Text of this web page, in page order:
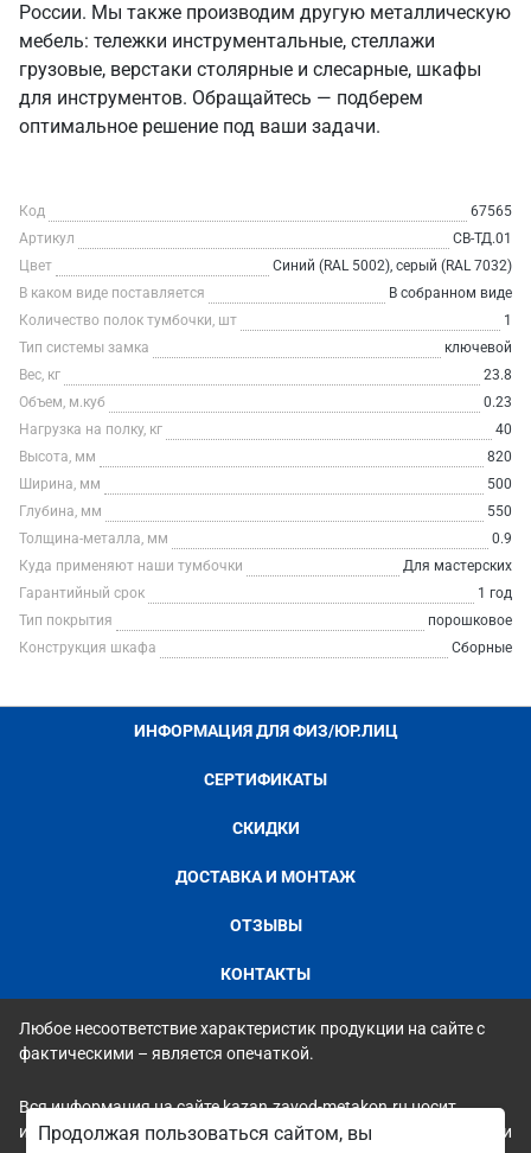
России. Мы также производим другую металлическую
мебель: тележки инструментальные, стеллажи
грузовые, верстаки столярные и слесарные, шкафы
для инструментов. Обращайтесь — подберем
оптимальное решение под ваши задачи.
Код
67565
Артикул
СВ-ТД.01
Цвет
Синий (RAL 5002), серый (RAL 7032)
В каком виде поставляется
В собранном виде
Количество полок тумбочки, шт
1
Тип системы замка
ключевой
Вес, кг
23.8
Объем, м.куб
0.23
Нагрузка на полку, кг
40
Высота, мм
820
Ширина, мм
500
Глубина, мм
550
Толщина-металла, мм
0.9
Куда применяют наши тумбочки
Для мастерских
Гарантийный срок
1 год
Тип покрытия
порошковое
Конструкция шкафа
Сборные
ИНФОРМАЦИЯ ДЛЯ ФИЗ/ЮР.ЛИЦ
СЕРТИФИКАТЫ
СКИДКИ
ДОСТАВКА И МОНТАЖ
ОТЗЫВЫ
КОНТАКТЫ
Любое несоответствие характеристик продукции на сайте с
фактическими – является опечаткой.
Вся информация на сайте kazan.zavod-metakon.ru носит
исключительно ознакомительный и справочный характер и ни
Продолжая пользоваться сайтом, вы